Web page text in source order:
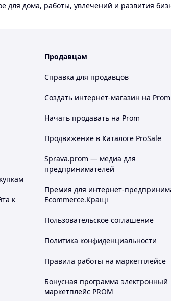
для дома, работы, увлечений и развития
к
Продавцам
Справка для продавцов
Создать интернет-магазин на Prom
Начать продавать на Prom
Продвижение в Каталоге ProSale
Sprava.prom — медиа для
предпринимателей
Премия для интернет-
Ecommerce.Кращі
Пользовательское соглашение
Политика конфиденциальности
Правила работы на маркетплейсе
Бонусная программа электронный
маркетплейс PROM